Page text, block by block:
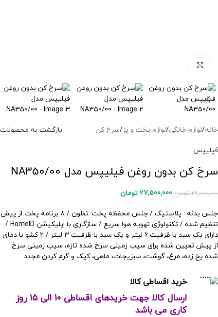
خانه/لوازم خانگی/لوازم پخت و پز/سرخ کن بازگشت به محصولات
فیلیپس
سرخ کن بدون روغن فیلیپس مدل NA350/00
29,000,000 تومان 27,500,000 تومان
جنس بدنه : پلاستیک / جنس محفظه پخت: تفلون / ۸ برنامه پخت از پیش
تنظیم شده / تکنولوژی تهویه هوا سریع / سازگاری با اپلیکیشن HomeID /
دارای یک سبد با ظرفیت ۶ لیتر و یک سبد با ظرفیت ۳ لیتر / ۲ کشو با دمای
از پیش تعیین شده برای سیب زمینی سرخ شده تازه، سیب زمینی سرخ
شده یخ زده، مرغ، گوشت، سبزیجات، ماهی، کیک و گرم کردن مجدد.
خرید اقساطی کالا
ارسال کالا جهت خریدهای اقساطی 10 الی 15 روز
کاری می باشد